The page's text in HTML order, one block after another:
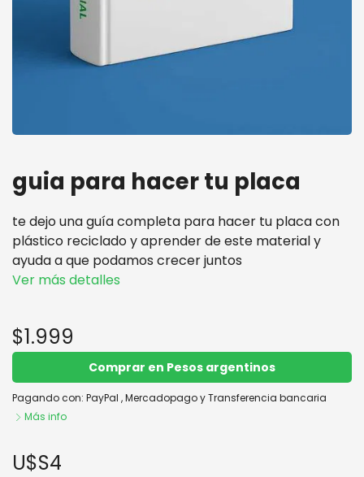
guia para hacer tu placa
te dejo una guía completa para hacer tu placa con
plástico reciclado y aprender de este material y
ayuda a que podamos crecer juntos
Ver más detalles
$1.999
Comprar en Pesos argentinos
Pagando con: PayPal ,MercadopagoyTransferencia bancaria
Más info
U$S4